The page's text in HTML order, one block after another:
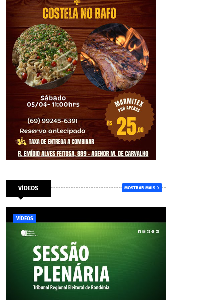
VÍDEOS MOSTRAR MAIS
VÍDEOS